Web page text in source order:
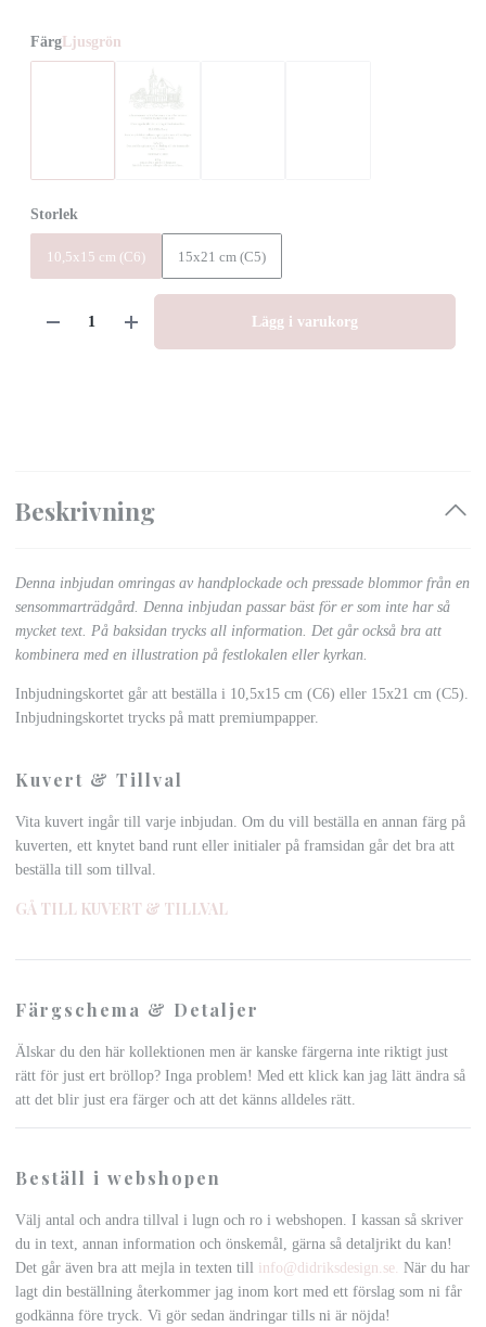
Färg Ljusgrön
Storlek
10,5x15 cm (C6) 15x21 cm (C5)
Lägg i varukorg
Beskrivning
Denna inbjudan omringas av handplockade och pressade blommor från en
sensommarträdgård. Denna inbjudan passar bäst för er som inte har så
mycket text. På baksidan trycks all information. Det går också bra att
kombinera med en illustration på festlokalen eller kyrkan.
Inbjudningskortet går att beställa i 10,5x15 cm (C6) eller 15x21 cm (C5).
Inbjudningskortet trycks på matt premiumpapper.
Kuvert & Tillval
Vita kuvert ingår till varje inbjudan. Om du vill beställa en annan färg på
kuverten, ett knytet band runt eller initialer på framsidan går det bra att
beställa till som tillval.
GÅ TILL KUVERT & TILLVAL
Färgschema & Detaljer
Älskar du den här kollektionen men är kanske färgerna inte riktigt just
rätt för just ert bröllop? Inga problem! Med ett klick kan jag lätt ändra så
att det blir just era färger och att det känns alldeles rätt.
Beställ i webshopen
Välj antal och andra tillval i lugn och ro i webshopen. I kassan så skriver
du in text, annan information och önskemål, gärna så detaljrikt du kan!
Det går även bra att mejla in texten till info@didriksdesign.se. När du har
lagt din beställning återkommer jag inom kort med ett förslag som ni får
godkänna före tryck. Vi gör sedan ändringar tills ni är nöjda!